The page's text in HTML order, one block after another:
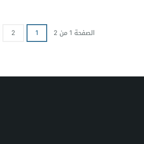
الصفحة 1 من 2 1
2